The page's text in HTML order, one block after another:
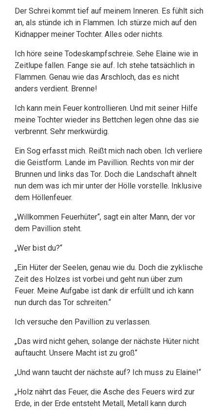
Der Schrei kommt tief auf meinem Inneren. Es fühlt sich
an, als stünde ich in Flammen. Ich stürze mich auf den
Kidnapper meiner Tochter. Alles oder nichts.
Ich höre seine Todeskampfschreie. Sehe Elaine wie in
Zeitlupe fallen. Fange sie auf. Ich stehe tatsächlich in
Flammen. Genau wie das Arschloch, das es nicht
anders verdient. Brenne!
Ich kann mein Feuer kontrollieren. Und mit seiner Hilfe
meine Tochter wieder ins Bettchen legen ohne das sie
verbrennt. Sehr merkwürdig.
Ein Sog erfasst mich. Reißt mich nach oben. Ich verliere
die Geistform. Lande im Pavillion. Rechts von mir der
Brunnen und links das Tor. Doch die Landschaft ähnelt
nun dem was ich mir unter der Hölle vorstelle. Inklusive
dem Höllenfeuer.
„Willkommen Feuerhüter“, sagt ein alter Mann, der vor
dem Pavillion steht.
„Wer bist du?“
„Ein Hüter der Seelen, genau wie du. Doch die zyklische
Zeit des Holzes ist vorbei und geht nun über zum
Feuer. Meine Aufgabe ist dank dir erfüllt und ich kann
nun durch das Tor schreiten.“
Ich versuche den Pavillion zu verlassen.
„Das wird nicht gehen, solange der nächste Hüter nicht
auftaucht. Unsere Macht ist zu groß“
„Und wann taucht der nächste auf? Ich muss zu Elaine!“
„Holz nährt das Feuer, die Asche des Feuers wird zur
Erde, in der Erde entsteht Metall, Metall kann durch